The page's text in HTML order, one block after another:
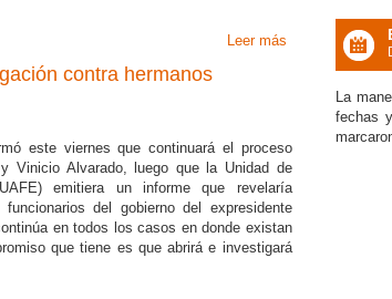
Leer más sobre Fiscal
contra hermanos
este viernes que continuará el proceso
Vinicio Alvarado, luego que la Unidad de
emitiera un informe que revelaría
del gobierno del expresidente
en todos los casos en donde existan
que tiene es que abrirá e investigará
icon
La
fechas